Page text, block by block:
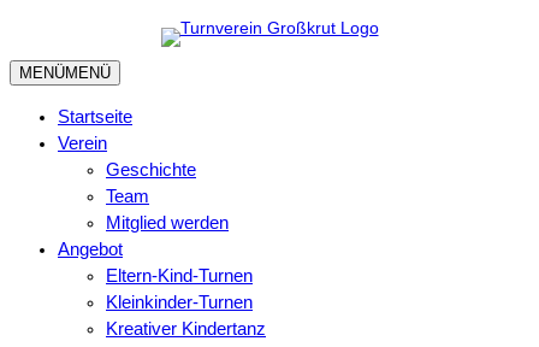
MENÜMENÜ
Startseite
Verein
Geschichte
Team
Mitglied werden
Angebot
Eltern-Kind-Turnen
Kleinkinder-Turnen
Kreativer Kindertanz